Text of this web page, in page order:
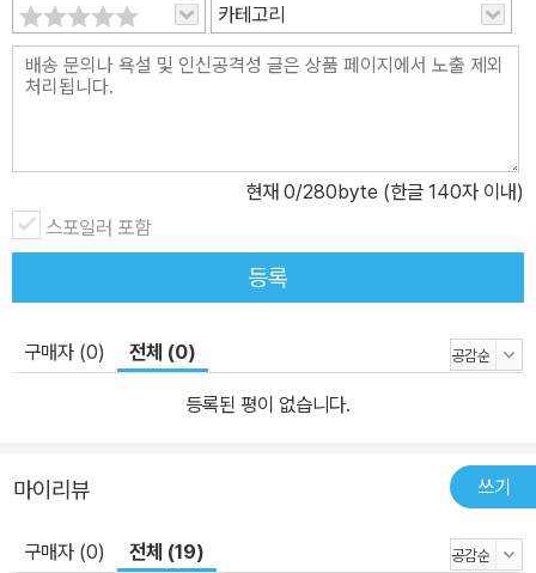
카테고리
현재 0/280byte (한글 140자 이내)
스포일러 포함
등록
구매자 (0) 전체 (0)
등록된 평이 없습니다.
마이리뷰 쓰기
구매자 (0) 전체 (19)